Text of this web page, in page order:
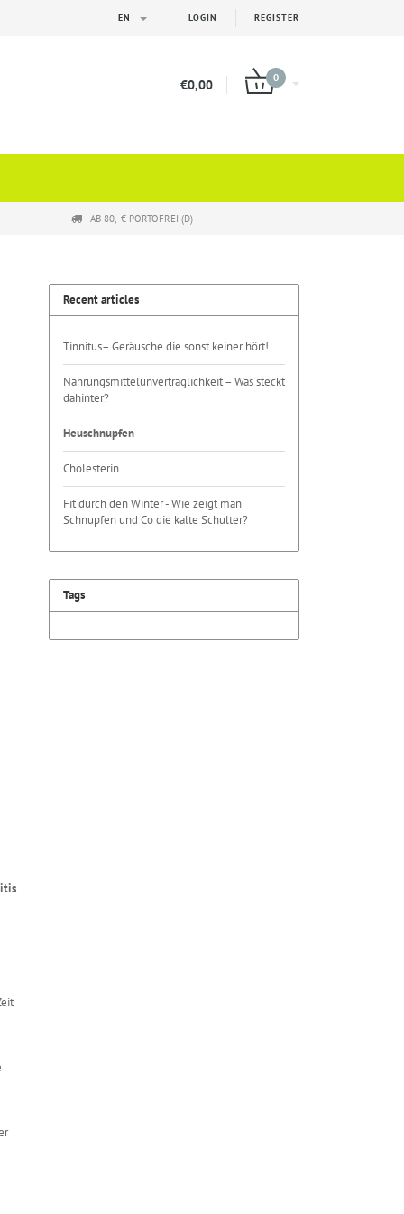
LOGIN REGISTER
EN
€0,00 0
AB 80,- € PORTOFREI (D)
Recent articles
Tinnitus– Geräusche die sonst keiner hört!
Nahrungsmittelunverträglichkeit – Was steckt
dahinter?
Heuschnupfen
Cholesterin
Fit durch den Winter - Wie zeigt man
Schnupfen und Co die kalte Schulter?
Tags